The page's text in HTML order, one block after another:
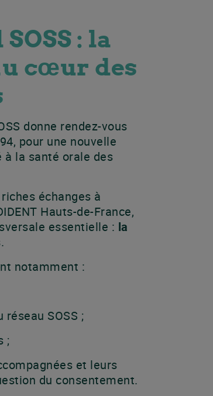
: la
cœur des
donne rendez-vous
pour une nouvelle
à la santé orale des
échanges à
Hauts-de-France,
essentielle : la
notamment :
SOSS ;
;
et leurs
du consentement.